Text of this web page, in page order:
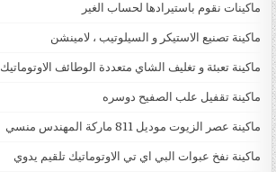
ماكينات نقوم باستيرادها لحساب الغير
ماكينة تصنيع الاستيكر و السيلوتيب ، لامينشن
ماكينة تعبئة و تغليف الشاي متعددة الوطائف الاوتوماتيك
ماكينة تقفيل علب الصفيح دوسره
ماكينة عصر الزيوت موديل 811 ماركة المهندس منسي
ماكينة نفخ عبوات البي اي تي الاوتوماتيك تلقيم يدوي